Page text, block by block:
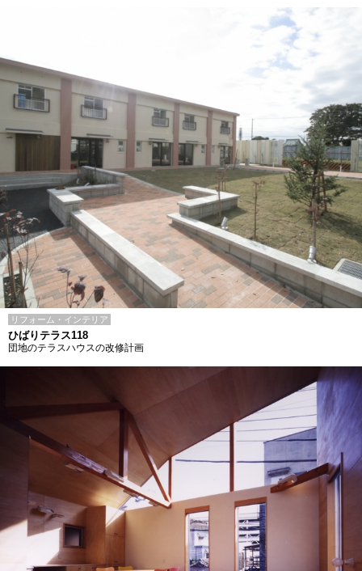
リフォーム・インテリア
ひばりテラス118
団地のテラスハウスの改修計画